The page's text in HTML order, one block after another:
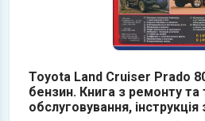
Toyota Land Cruiser Prado
бензин. Книга з ремонту та
обслуговування, інструкція